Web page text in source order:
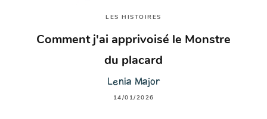
LES HISTOIRES
Comment j'ai apprivoisé le Monstre
du placard
Lenia Major
14/01/2026